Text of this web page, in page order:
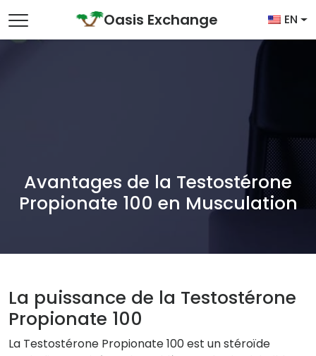
Main NavigationOasis Exchange EN
Avantages de la Testostérone
Propionate 100 en Musculation
La puissance de la Testostérone
Propionate 100
La Testostérone Propionate 100 est un stéroïde